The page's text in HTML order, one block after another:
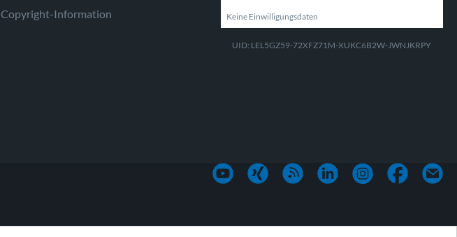
Copyright-Information Keine Einwilligungsdaten
UID: LEL5GZ59-72XFZ71M-XUKC6B2W-JWNJKRPY